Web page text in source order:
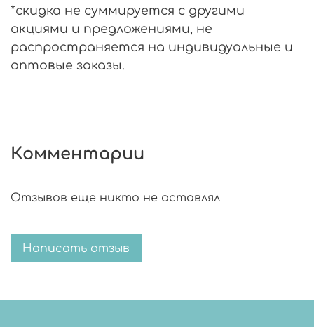
*скидка не суммируется с другими
акциями и предложениями, не
распространяется на индивидуальные и
оптовые заказы.
Комментарии
Отзывов еще никто не оставлял
Написать отзыв